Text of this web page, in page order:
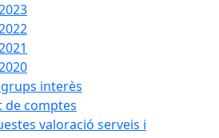
interès
de comptes
valoració serveis i